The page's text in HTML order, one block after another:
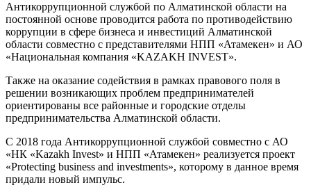
Антикоррупционной службой по Алматинской области на
постоянной основе проводится работа по противодействию
коррупции в сфере бизнеса и инвестиций Алматинской
области совместно с представителями НПП «Атамекен» и АО
«Национальная компания «KAZAKH INVEST».
Также на оказание содействия в рамках правового поля в
решении возникающих проблем предпринимателей
ориентированы все районные и городские отделы
предпринимательства Алматинской области.
С 2018 года Антикоррупционной службой совместно с АО
«НК «Kazakh Invest» и НПП «Атамекен» реализуется проект
«Protecting business and investments», которому в данное время
придали новый импульс.